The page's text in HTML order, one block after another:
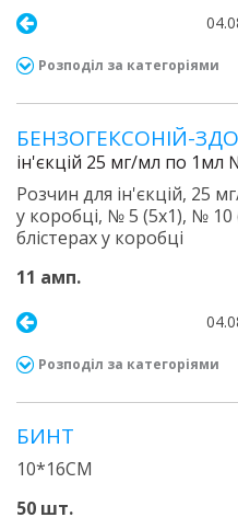
Розподіл за категоріями
БЕНЗОГЕКСОНІЙ-
ін'єкцій 25 мг/мл по 1мл
Розчин для ін'єкцій, 25
у коробці, № 5 (5х1), № 10
блістерах у коробці
11 амп.
Розподіл за категоріями
БИНТ
10*16СМ
50 шт.